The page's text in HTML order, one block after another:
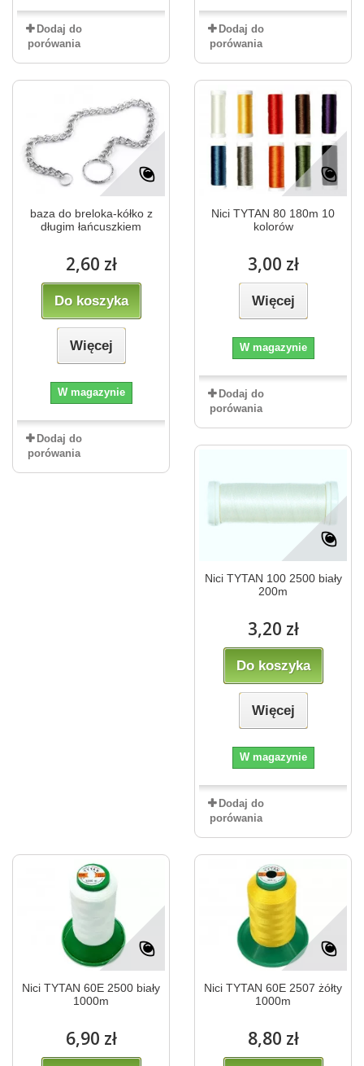
Dodaj do
porówania
Dodaj do
porówania
baza do breloka-kółko z
długim łańcuszkiem
2,60 zł
Do koszyka
Więcej
W magazynie
Dodaj do
porówania
Nici TYTAN 80 180m 10
kolorów
3,00 zł
Więcej
W magazynie
Dodaj do
porówania
Nici TYTAN 100 2500 biały
200m
3,20 zł
Do koszyka
Więcej
W magazynie
Dodaj do
porówania
Nici TYTAN 60E 2500 biały
1000m
6,90 zł
Nici TYTAN 60E 2507 żółty
1000m
8,80 zł